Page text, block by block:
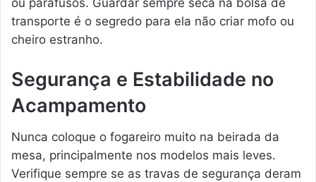
transporte é o segredo para ela não criar mofo ou
cheiro estranho.
Segurança e Estabilidade no
Acampamento
Nunca coloque o fogareiro muito na beirada da
mesa, principalmente nos modelos mais leves.
Verifique sempre se as travas de segurança deram